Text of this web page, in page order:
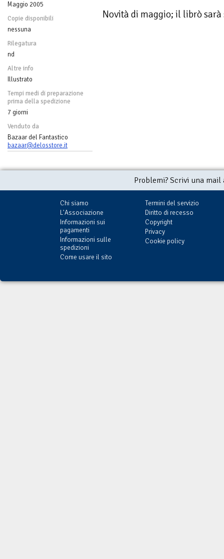
Maggio 2005
Copie disponibili
nessuna
Rilegatura
nd
Altre info
Illustrato
Tempi medi di preparazione
prima della spedizione
7 giorni
Venduto da
Bazaar del Fantastico
bazaar@delosstore.it
Novità di maggio; il librò
Problemi? Scrivi una
Chi siamo
L'Associazione
Informazioni sui
pagamenti
Informazioni sulle
spedizioni
Come usare il sito
Termini del servizio
Diritto di recesso
Copyright
Privacy
Cookie policy